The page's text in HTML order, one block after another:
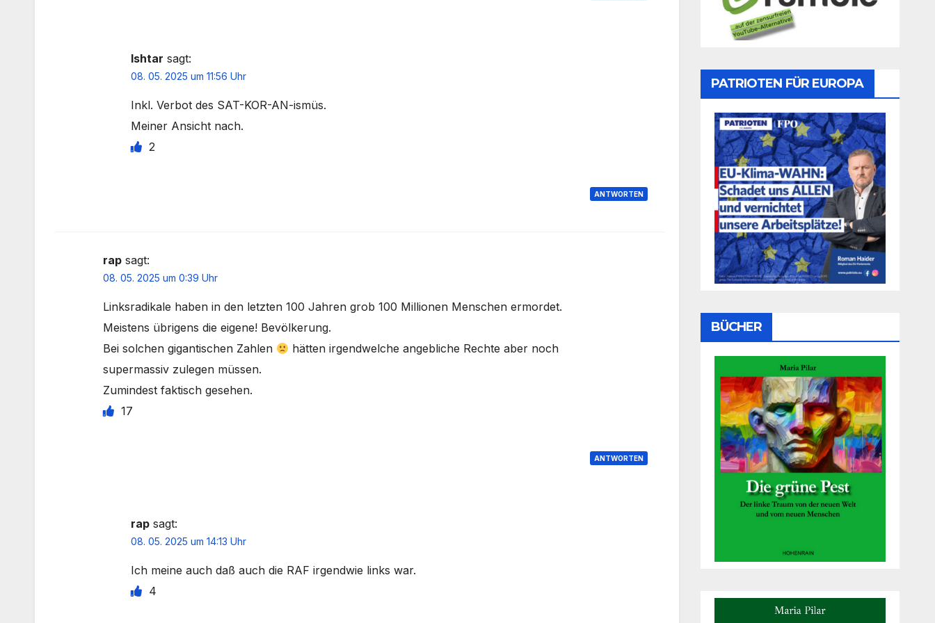
Ishtar sagt:
08. 05. 2025 um 11:56 Uhr
Inkl. Verbot des SAT-KOR-AN-ismüs.
Meiner Ansicht nach.
2
ANTWORTEN
rap sagt:
08. 05. 2025 um 0:39 Uhr
Linksradikale haben in den letzten 100 Jahren grob 100 Millionen Menschen ermordet.
Meistens übrigens die eigene! Bevölkerung.
Bei solchen gigantischen Zahlen
hätten irgendwelche angebliche Rechte aber noch
supermassiv zulegen müssen.
Zumindest faktisch gesehen.
17
ANTWORTEN
rap sagt:
08. 05. 2025 um 14:13 Uhr
Ich meine auch daß auch die RAF irgendwie links war.
4
PATRIOTEN FÜR EUROPA
BÜCHER